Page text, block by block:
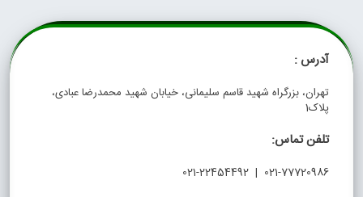
آدرس :
تهران، بزرگراه شهید قاسم سلیمانی، خیابان شهید محمدرضا عبادی،
پلاک1
تلفن تماس:
021-77720986 | 021-22454492